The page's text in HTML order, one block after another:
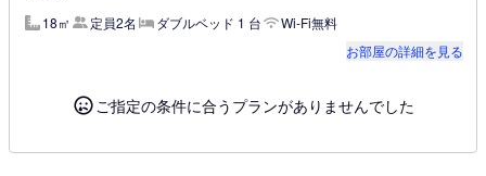
18㎡ 定員2名 ダブルベッド 1 台
Wi-Fi無料
お部屋の詳細を見る
ご指定の条件に合うプランがありませんでした